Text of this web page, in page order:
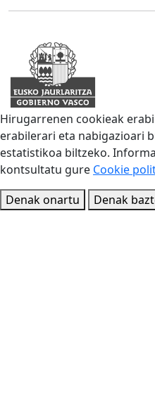
Hirugarrenen cookieak
erabilerari eta nabigazioari
estatistikoa biltzeko.
kontsultatu gure Cookie
Denak onartu
Denak